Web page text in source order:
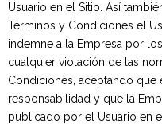
Usuario en el Sitio. Así
Términos y Condiciones el
indemne a la Empresa por
cualquier violación de las
Condiciones, aceptando que
responsabilidad y que la
publicado por el Usuario en